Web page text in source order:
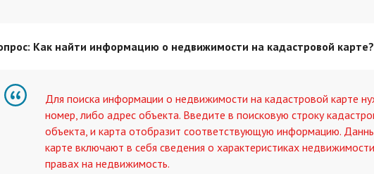
Как найти информацию о недвижимости на кадастровой карте?
Для поиска информации о недвижимости на кадастровой карте
номер, либо адрес объекта. Введите в поисковую строку
объекта, и карта отобразит соответствующую информацию.
карте включают в себя сведения о характеристиках
правах на недвижимость.